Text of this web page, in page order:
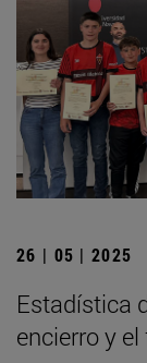
26 | 05 | 2025
Estadística
encierro y